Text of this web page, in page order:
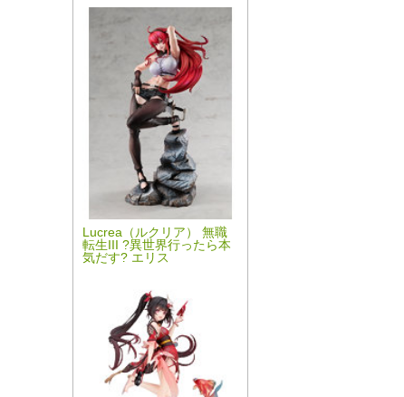
Lucrea（ルクリア） 無職
転生III ?異世界行ったら本
気だす? エリス